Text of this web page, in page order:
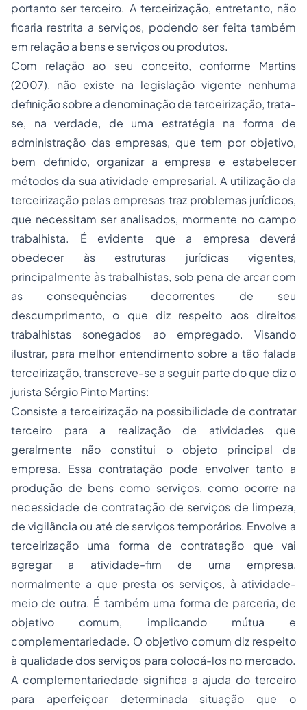
portanto ser terceiro. A terceirização, entretanto, não
ficaria restrita a serviços, podendo ser feita também
em relação a bens e serviços ou produtos.
Com relação ao seu conceito, conforme Martins
(2007), não existe na legislação vigente nenhuma
definição sobre a denominação de terceirização, trata-
se, na verdade, de uma estratégia na forma de
administração das empresas, que tem por objetivo,
bem definido, organizar a empresa e estabelecer
métodos da sua atividade empresarial. A utilização da
terceirização pelas empresas traz problemas jurídicos,
que necessitam ser analisados, mormente no campo
trabalhista. É evidente que a empresa deverá
obedecer às estruturas jurídicas vigentes,
principalmente às trabalhistas, sob pena de arcar com
as consequências decorrentes de seu
descumprimento, o que diz respeito aos direitos
trabalhistas sonegados ao empregado. Visando
ilustrar, para melhor entendimento sobre a tão falada
terceirização, transcreve-se a seguir parte do que diz o
jurista Sérgio Pinto Martins:
Consiste a terceirização na possibilidade de contratar
terceiro para a realização de atividades que
geralmente não constitui o objeto principal da
empresa. Essa contratação pode envolver tanto a
produção de bens como serviços, como ocorre na
necessidade de contratação de serviços de limpeza,
de vigilância ou até de serviços temporários. Envolve a
terceirização uma forma de contratação que vai
agregar a atividade-fim de uma empresa,
normalmente a que presta os serviços, à atividade-
meio de outra. É também uma forma de parceria, de
objetivo comum, implicando mútua e
complementariedade. O objetivo comum diz respeito
à qualidade dos serviços para colocá-los no mercado.
A complementariedade significa a ajuda do terceiro
para aperfeiçoar determinada situação que o